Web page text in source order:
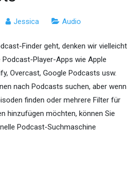
Jessica Audio
Finder geht, denken wir vielleicht
Podcast-Player-Apps wie Apple
Overcast, Google Podcasts usw.
nach Podcasts suchen, aber wenn
finden oder mehrere Filter für
hinzufügen möchten, können Sie
Podcast-Suchmaschine